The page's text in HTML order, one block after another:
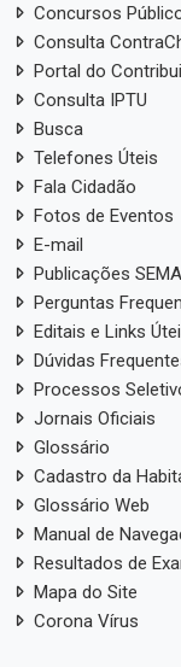
Concursos
Consulta
Portal do
Consulta IPTU
Busca
Telefones Úteis
Fala Cidadão
Fotos de Eventos
E-mail
Publicações
Perguntas
Editais e Links
Dúvidas
Processos
Jornais Oficiais
Glossário
Cadastro da
Glossário Web
Manual de
Resultados de
Mapa do Site
Corona Vírus